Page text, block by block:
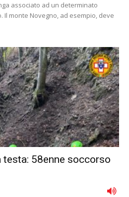
associato ad un determinato
Il monte Novegno, ad esempio, deve
58enne soccorso